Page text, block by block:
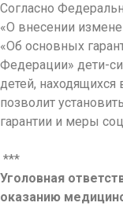
Согласно
«О внесении
«Об основных
Федерации» дети-
детей, находящихся
позволит
гарантии и меры
***
Уголовная
оказанию